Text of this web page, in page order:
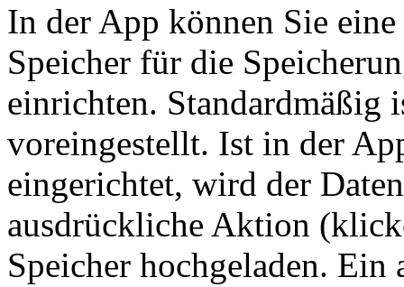
In der App können Sie
Speicher für die
einrichten. Standardmäßig
voreingestellt. Ist in der
eingerichtet, wird der
ausdrückliche Aktion
Speicher hochgeladen.